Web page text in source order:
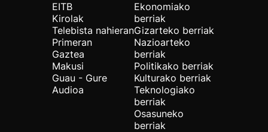
EITB
Kirolak
Telebista nahieran
Primeran
Gaztea
Makusi
Guau - Gure
Audioa
Ekonomiako
berriak
Gizarteko berriak
Nazioarteko
berriak
Politikako berriak
Kulturako berriak
Teknologiako
berriak
Osasuneko
berriak